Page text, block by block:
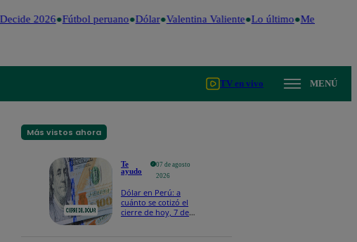
2026 Fútbol peruano Dólar Valentina Valiente Lo último Me Caigo de
TV en vivo MENÚ
Más vistos ahora
Te
ayudo
07 de agosto
2026
Dólar en Perú: a
cuánto se cotizó el
cierre de hoy, 7 de